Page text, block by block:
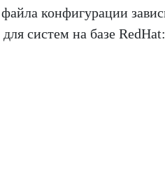
конфигурации
систем на базе RedHat: